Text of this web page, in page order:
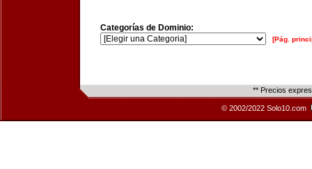
Categorías de Dominio:
[Pág.
** Precios
© 2002/2022 Solo10.com